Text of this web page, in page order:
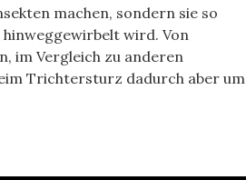
machen, sondern sie so
hinweggewirbelt wird. Von
im Vergleich zu anderen
Trichtersturz dadurch aber um